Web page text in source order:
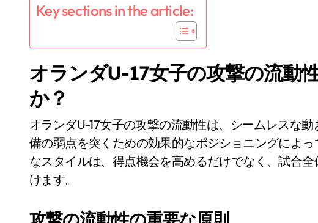
Key sections in the article:
オランダU-17女子の攻撃の流動
か？
オランダU-17女子の攻撃の流動性は、シームレスな
備の弱点を突くための効果的なポジショニングによ
なスタイルは、得点機会を高めるだけでなく、試合
けます。